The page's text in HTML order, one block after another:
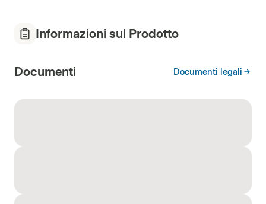
Informazioni sul Prodotto
Documenti Documenti legali